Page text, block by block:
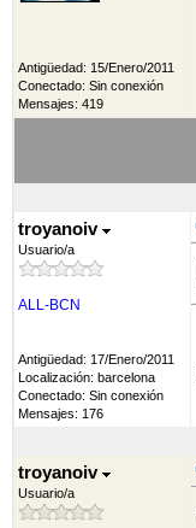
Antigüedad: 15/Enero/2011
Conectado: Sin conexión
Mensajes: 419
troyanoiv
Usuario/a
ALL-BCN
Antigüedad: 17/Enero/2011
Localización: barcelona
Conectado: Sin conexión
Mensajes: 176
troyanoiv
Usuario/a